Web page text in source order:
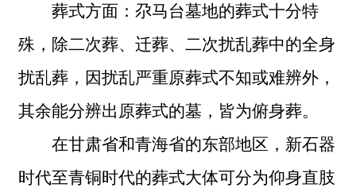
葬式方面：尕马台墓地的葬式十分特
殊，除二次葬、迁葬、二次扰乱葬中的全身
扰乱葬，因扰乱严重原葬式不知或难辨外，
其余能分辨出原葬式的墓，皆为俯身葬。
在甘肃省和青海省的东部地区，新石器
时代至青铜时代的葬式大体可分为仰身直肢